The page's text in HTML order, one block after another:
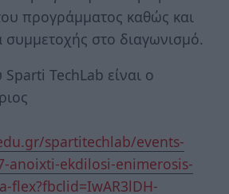
προγράμματος καθώς και
συμμετοχής στο διαγωνισμό.
TechLab είναι ο
spartitechlab/events-
anoixti-ekdilosi-enimerosis-
flex?fbclid=IwAR3lDH-